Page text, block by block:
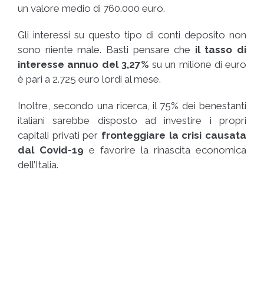
un valore medio di 760.000 euro.
Gli interessi su questo tipo di conti deposito non
sono niente male. Basti pensare che il tasso di
interesse annuo del 3,27% su un milione di euro
è pari a 2.725 euro lordi al mese.
Inoltre, secondo una ricerca, il 75% dei benestanti
italiani sarebbe disposto ad investire i propri
capitali privati per fronteggiare la crisi causata
dal Covid-19 e favorire la rinascita economica
dell’Italia.